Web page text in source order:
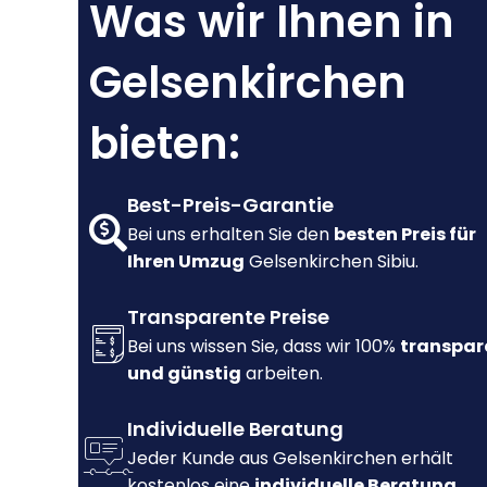
Was wir Ihnen in
Gelsenkirchen
bieten:
Best-Preis-Garantie
Bei uns erhalten Sie den besten Preis für
Ihren Umzug Gelsenkirchen Sibiu.
Transparente Preise
Bei uns wissen Sie, dass wir 100%
und günstig arbeiten.
Individuelle Beratung
Jeder Kunde aus Gelsenkirchen erhält